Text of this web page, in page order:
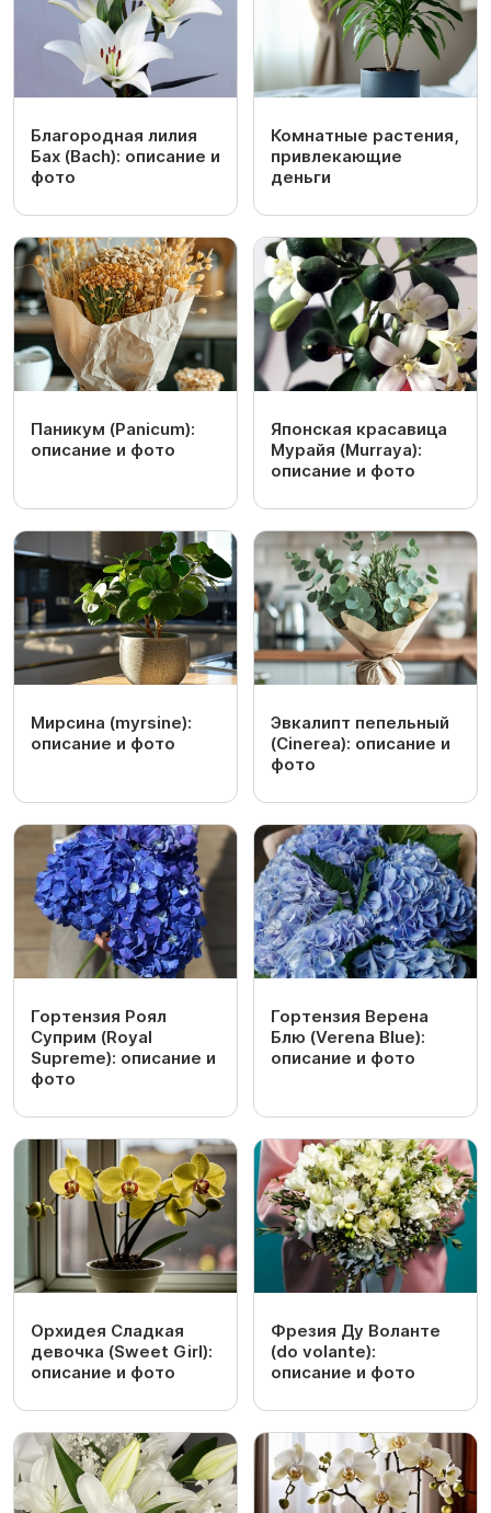
Благородная лилия
Бах (Bach): описание и
фото
Комнатные растения,
привлекающие
деньги
Паникум (Panicum):
описание и фото
Японская красавица
Мурайя (Murraya):
описание и фото
Мирсина (myrsine):
описание и фото
Эвкалипт пепельный
(Cinerea): описание и
фото
Гортензия Роял
Суприм (Royal
Supreme): описание и
фото
Гортензия Верена
Блю (Verena Blue):
описание и фото
Орхидея Сладкая
девочка (Sweet Girl):
описание и фото
Фрезия Ду Воланте
(do volante):
описание и фото